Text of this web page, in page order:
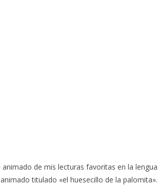
de mis lecturas favoritas en la lengua
titulado «el huesecillo de la palomita».